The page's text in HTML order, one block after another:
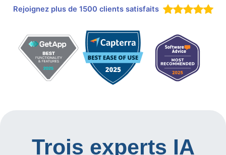
Rejoignez plus de 1500 clients satisfaits
Trois experts IA